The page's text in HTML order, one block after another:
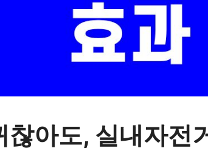
찮아도, 실내자전